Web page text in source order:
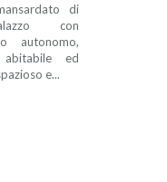
di
con
autonomo,
ed
e...